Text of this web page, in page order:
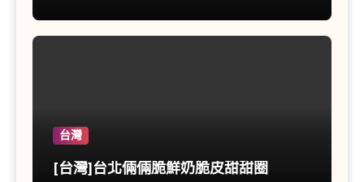
台灣
[台灣]台北倆倆脆鮮奶脆皮甜甜圈